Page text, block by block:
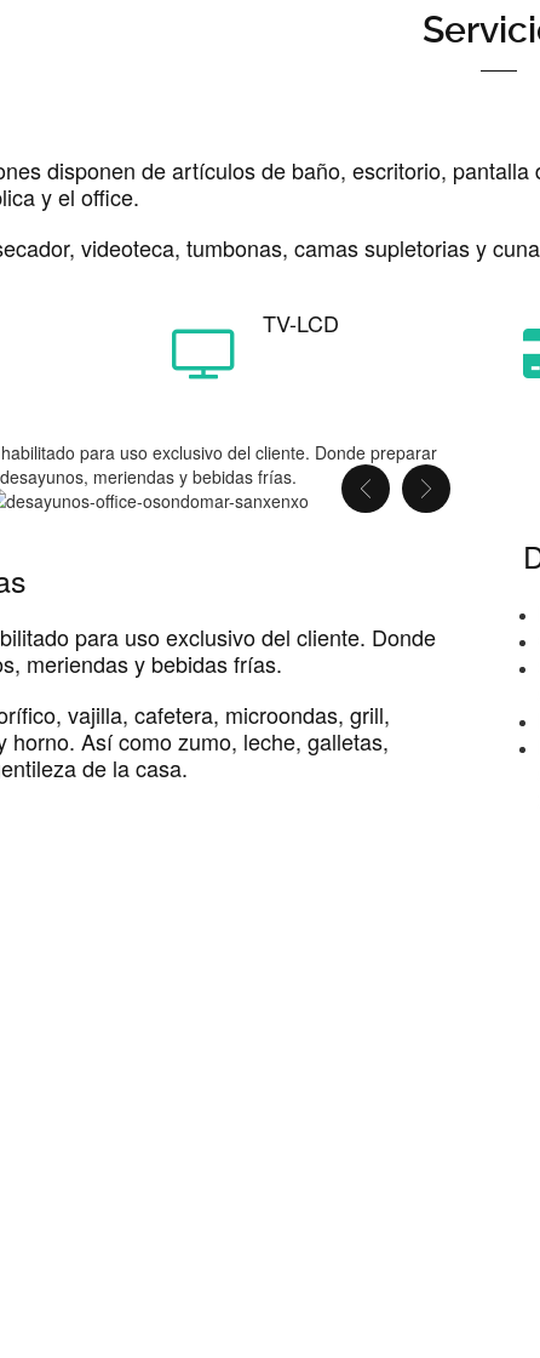
disponen de artículos de baño, escritorio,
y el office.
videoteca, tumbonas, camas supletorias y
TV-LCD
para uso exclusivo del cliente. Donde
meriendas y bebidas frías.
vajilla, cafetera, microondas, grill,
horno. Así como zumo, leche, galletas,
de la casa.